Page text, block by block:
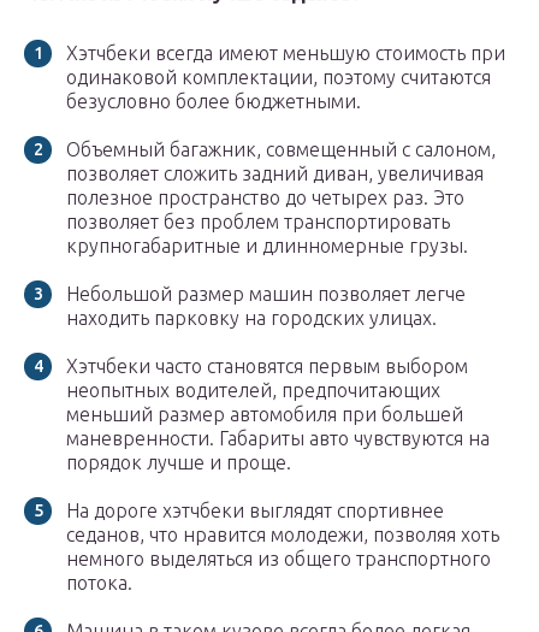
Хэтчбеки всегда имеют меньшую стоимость при
одинаковой комплектации, поэтому считаются
безусловно более бюджетными.
Объемный багажник, совмещенный с салоном,
позволяет сложить задний диван, увеличивая
полезное пространство до четырех раз. Это
позволяет без проблем транспортировать
крупногабаритные и длинномерные грузы.
Небольшой размер машин позволяет легче
находить парковку на городских улицах.
Хэтчбеки часто становятся первым выбором
неопытных водителей, предпочитающих
меньший размер автомобиля при большей
маневренности. Габариты авто чувствуются на
порядок лучше и проще.
На дороге хэтчбеки выглядят спортивнее
седанов, что нравится молодежи, позволяя хоть
немного выделяться из общего транспортного
потока.